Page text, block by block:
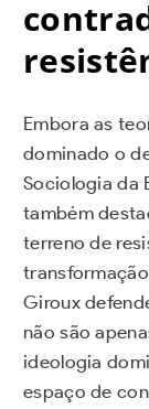
Embora as
dominado o
Sociologia da
também
terreno de
Giroux
não são
ideologia
espaço de